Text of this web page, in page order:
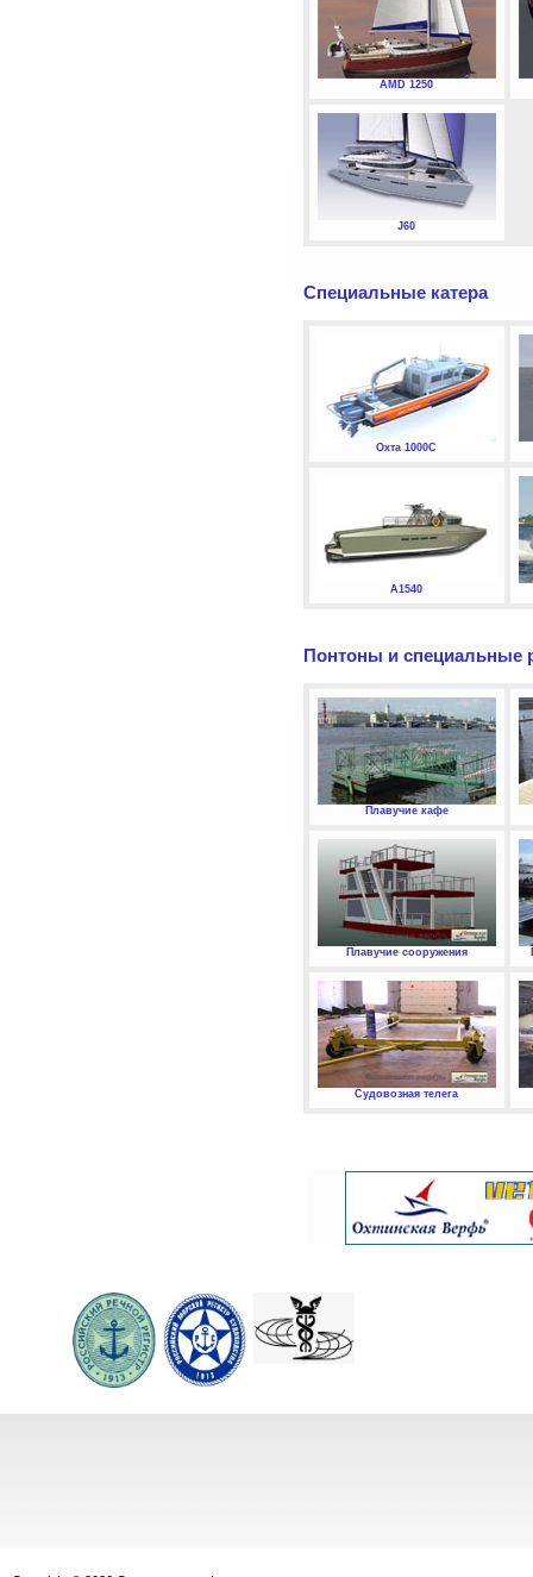
AMD 1250
J60
Специальные катера
Охта 1000С
А1540
Понтоны и специальные
Плавучие кафе
Плавучие сооружения
Судовозная телега